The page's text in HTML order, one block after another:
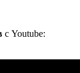
с Youtube: